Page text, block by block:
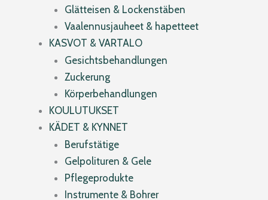
Glätteisen & Lockenstäben
Vaalennusjauheet & hapetteet
KASVOT & VARTALO
Gesichtsbehandlungen
Zuckerung
Körperbehandlungen
KOULUTUKSET
KÄDET & KYNNET
Berufstätige
Gelpolituren & Gele
Pflegeprodukte
Instrumente & Bohrer